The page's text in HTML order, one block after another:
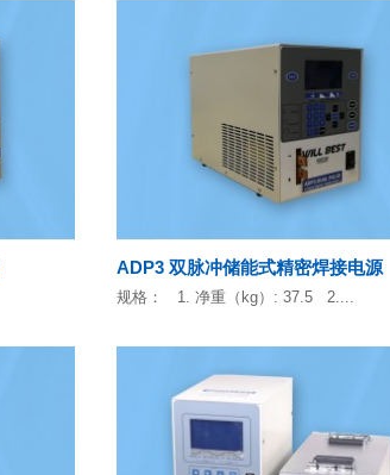
ADP3 双脉冲储能式精密焊接电源
规格： 1. 净重（kg）: 37.5 2....